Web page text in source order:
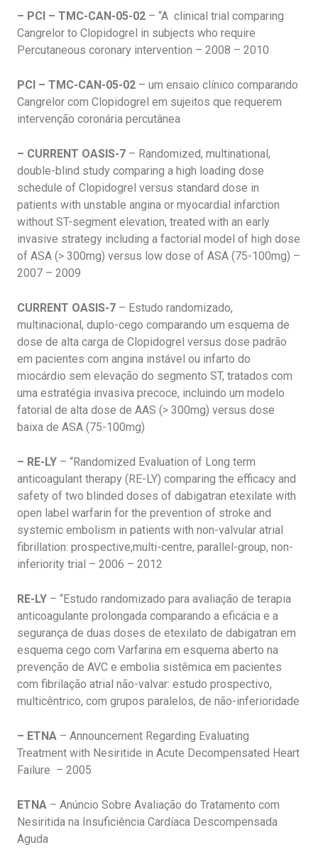
– PCI – TMC-CAN-05-02 – “A clinical trial comparing
Cangrelor to Clopidogrel in subjects who require
Percutaneous coronary intervention – 2008 – 2010
PCI – TMC-CAN-05-02 – um ensaio clínico comparando
Cangrelor com Clopidogrel em sujeitos que requerem
intervenção coronária percutânea
– CURRENT OASIS-7 – Randomized, multinational,
double-blind study comparing a high loading dose
schedule of Clopidogrel versus standard dose in
patients with unstable angina or myocardial infarction
without ST-segment elevation, treated with an early
invasive strategy including a factorial model of high dose
of ASA (> 300mg) versus low dose of ASA (75-100mg) –
2007 – 2009
CURRENT OASIS-7 – Estudo randomizado,
multinacional, duplo-cego comparando um esquema de
dose de alta carga de Clopidogrel versus dose padrão
em pacientes com angina instável ou infarto do
miocárdio sem elevação do segmento ST, tratados com
uma estratégia invasiva precoce, incluindo um modelo
fatorial de alta dose de AAS (> 300mg) versus dose
baixa de ASA (75-100mg)
– RE-LY – “Randomized Evaluation of Long term
anticoagulant therapy (RE-LY) comparing the efficacy and
safety of two blinded doses of dabigatran etexilate with
open label warfarin for the prevention of stroke and
systemic embolism in patients with non-valvular atrial
fibrillation: prospective,multi-centre, parallel-group, non-
inferiority trial – 2006 – 2012
RE-LY – “Estudo randomizado para avaliação de terapia
anticoagulante prolongada comparando a eficácia e a
segurança de duas doses de etexilato de dabigatran em
esquema cego com Varfarina em esquema aberto na
prevenção de AVC e embolia sistêmica em pacientes
com fibrilação atrial não-valvar: estudo prospectivo,
multicêntrico, com grupos paralelos, de não-inferioridade
– ETNA – Announcement Regarding Evaluating
Treatment with Nesiritide in Acute Decompensated Heart
Failure – 2005
ETNA – Anúncio Sobre Avaliação do Tratamento com
Nesiritida na Insuficiência Cardíaca Descompensada
Aguda